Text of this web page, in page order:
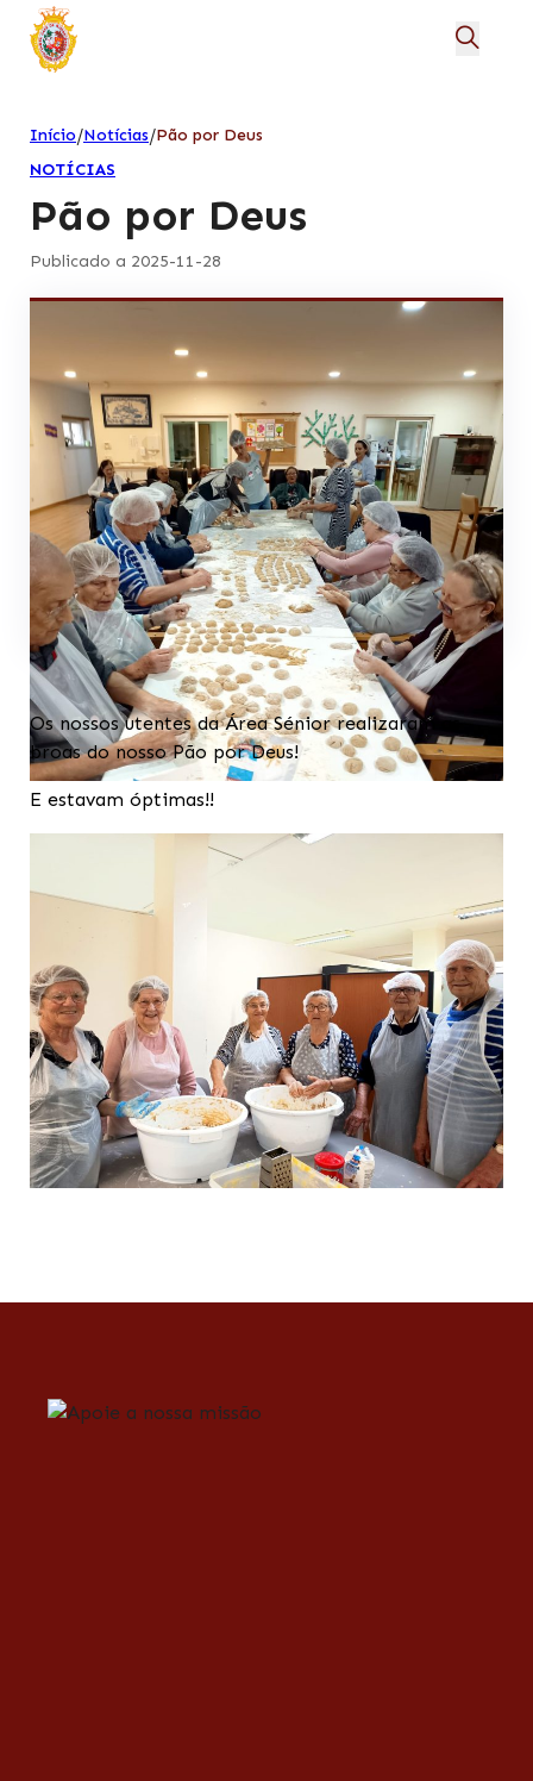
Início/Notícias/Pão por Deus
NOTÍCIAS
Pão por Deus
Publicado a 2025-11-28
Os nossos utentes da Área Sénior realizaram as
broas do nosso Pão por Deus!
E estavam óptimas!!